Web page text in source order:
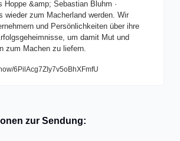
Hoppe &amp; Sebastian Bluhm ·
wieder zum Macherland werden. Wir
und Persönlichkeiten über ihre
um damit Mut und
zum Machen zu liefern.
6PilAcg7ZIy7v5oBhXFmfU
zur Sendung: